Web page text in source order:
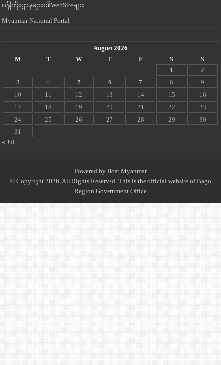
ဝန်ကြီးဌာနများ၏WebSiteများ
Myanmar National Portal
August 2026
M
T W T F S
S
1
2
3
4 5 6 7 8
9
10
11 12 13 14 15
16
17
18 19 20 21 22
23
24
25 26 27 28 29
30
31
« Jul
Powered by Host Myanmar
© Copyright 2026, All Rights Reserved. This is the official website of Bago
Region Government Office